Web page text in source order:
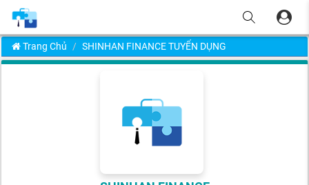
Trang Chủ SHINHAN FINANCE TUYỂN DỤNG